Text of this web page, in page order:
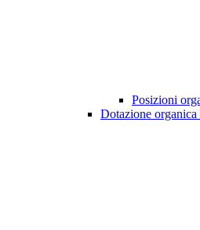
Posizioni
Dotazione organica